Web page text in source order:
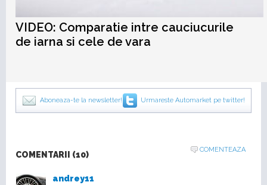
VIDEO: Comparatie intre cauciucurile
de iarna si cele de vara
Aboneaza-te la newsletter! Urmareste Automarket pe twitter!
COMENTARII (10)
COMENTEAZA
andrey11